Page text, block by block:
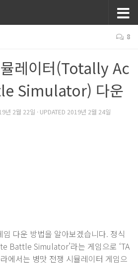
8
레이터(Totally Ac
Simulator) 다운
년 2월 22일 · UPDATED 2019년 2월 24일
다운 방법을 알아보겠습니다. 정식
Battle Simulator’라는 게임으로 ‘TA
에서는 병맛 전쟁 시뮬레이터 게임으